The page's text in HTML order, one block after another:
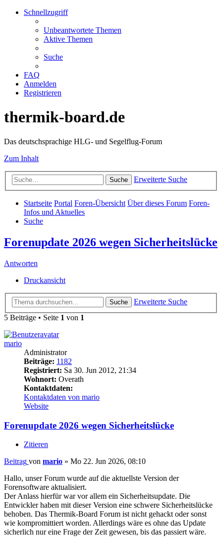
Schnellzugriff
Unbeantwortete Themen
Aktive Themen
Suche
FAQ
Anmelden
Registrieren
thermik-board.de
Das deutschsprachige HLG- und Segelflug-Forum
Zum Inhalt
Suche Erweiterte Suche
Startseite Portal Foren-Übersicht Über dieses Forum Foren-
Infos und Aktuelles
Suche
Forenupdate 2026 wegen Sicherheitslücke
Antworten
Druckansicht
Suche
Erweiterte Suche
5 Beiträge • Seite 1 von 1
mario
Administrator
Beiträge: 1182
Registriert: Sa 30. Jun 2012, 21:34
Wohnort: Overath
Kontaktdaten:
Kontaktdaten von mario
Website
Forenupdate 2026 wegen Sicherheitslücke
Zitieren
Beitrag von mario » Mo 22. Jun 2026, 08:10
Hallo, unser Forum wurde auf die aktuellste Version der
Forensoftware aktualisiert.
Der Anlass hierfür war vor allem ein Sicherheitsupdate. Die
Entwickler haben mit dieser Version eine schwere Sicherheitslücke
behoben. Das Thermik-Board Forum ist nicht gehackt oder sonst
wie kompromittiert worden. Allerdings wäre es ohne das Update
sicherlich nur eine Frage der Zeit gewesen, bis das passiert wäre.